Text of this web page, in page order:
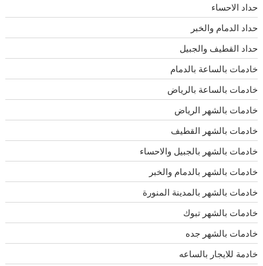
حداد الاحساء
حداد الدمام والخبر
حداد القطيف والجبيل
خادمات بالساعة بالدمام
خادمات بالساعة بالرياض
خادمات بالشهر الرياض
خادمات بالشهر القطيف
خادمات بالشهر بالجبيل والاحساء
خادمات بالشهر بالدمام والخبر
خادمات بالشهر بالمدينة المنورة
خادمات بالشهر تبوك
خادمات بالشهر جده
خادمة للايجار بالساعه